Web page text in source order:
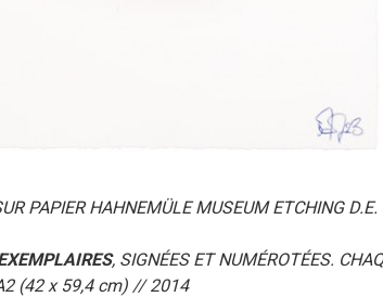
PAPIER HAHNEMÜLE MUSEUM ETCHING
, SIGNÉES ET NUMÉROTÉES.
(42 x 59,4 cm) // 2014